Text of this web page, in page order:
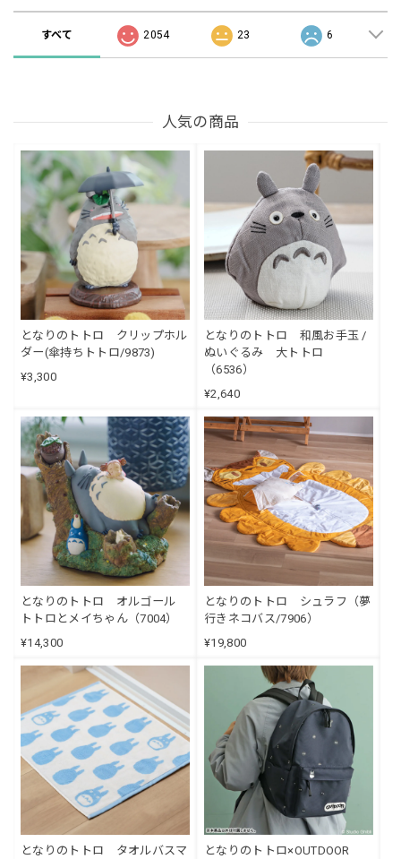
すべて 2054 23 6
人気の商品
となりのトトロ クリップホル
ダー(傘持ちトトロ/9873)
¥3,300
となりのトトロ 和風お手玉 /
ぬいぐるみ 大トトロ
（6536）
¥2,640
となりのトトロ オルゴール
トトロとメイちゃん（7004）
¥14,300
となりのトトロ シュラフ（夢
行きネコバス/7906）
¥19,800
となりのトトロ タオルバスマ となりのトトロ×OUTDOOR